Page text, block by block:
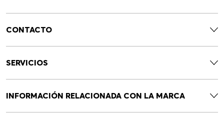
CONTACTO
SERVICIOS
INFORMACIÓN RELACIONADA CON LA MARCA